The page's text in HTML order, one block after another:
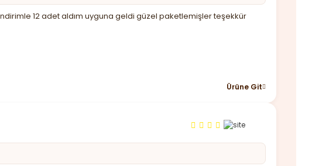
12 adet aldım uyguna geldi güzel paketlemişler teşekkür
Ürüne Git